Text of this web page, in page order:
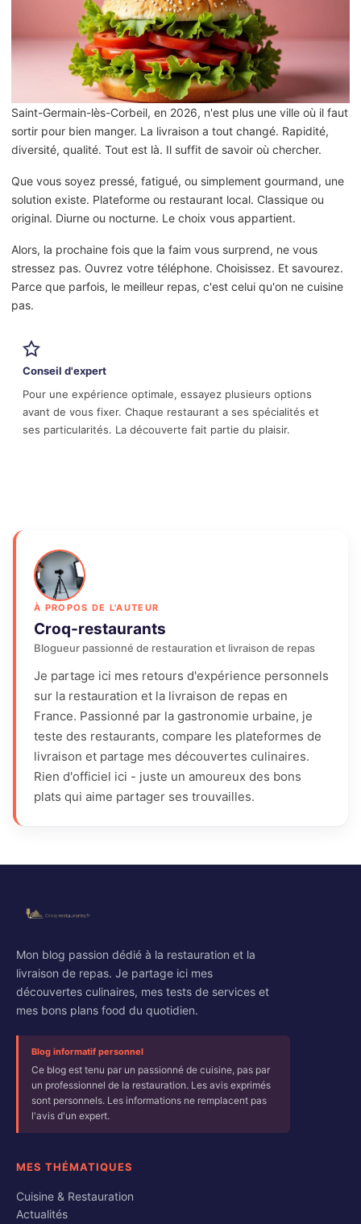
Saint-Germain-lès-Corbeil, en 2026, n'est plus une ville où il faut
sortir pour bien manger. La livraison a tout changé. Rapidité,
diversité, qualité. Tout est là. Il suffit de savoir où chercher.
Que vous soyez pressé, fatigué, ou simplement gourmand, une
solution existe. Plateforme ou restaurant local. Classique ou
original. Diurne ou nocturne. Le choix vous appartient.
Alors, la prochaine fois que la faim vous surprend, ne vous
stressez pas. Ouvrez votre téléphone. Choisissez. Et savourez.
Parce que parfois, le meilleur repas, c'est celui qu'on ne cuisine
pas.
Conseil d'expert
Pour une expérience optimale, essayez plusieurs options
avant de vous fixer. Chaque restaurant a ses spécialités et
ses particularités. La découverte fait partie du plaisir.
À PROPOS DE L'AUTEUR
Croq-restaurants
Blogueur passionné de restauration et livraison de repas
Je partage ici mes retours d'expérience personnels
sur la restauration et la livraison de repas en
France. Passionné par la gastronomie urbaine, je
teste des restaurants, compare les plateformes de
livraison et partage mes découvertes culinaires.
Rien d'officiel ici - juste un amoureux des bons
plats qui aime partager ses trouvailles.
Mon blog passion dédié à la restauration et la
livraison de repas. Je partage ici mes
découvertes culinaires, mes tests de services et
mes bons plans food du quotidien.
Blog informatif personnel
Ce blog est tenu par un passionné de cuisine, pas par
un professionnel de la restauration. Les avis exprimés
sont personnels. Les informations ne remplacent pas
l'avis d'un expert.
MES THÉMATIQUES
Cuisine & Restauration
Actualités